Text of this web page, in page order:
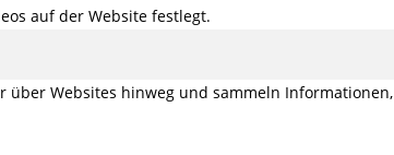
auf der Website festlegt.
über Websites hinweg und sammeln Informationen,